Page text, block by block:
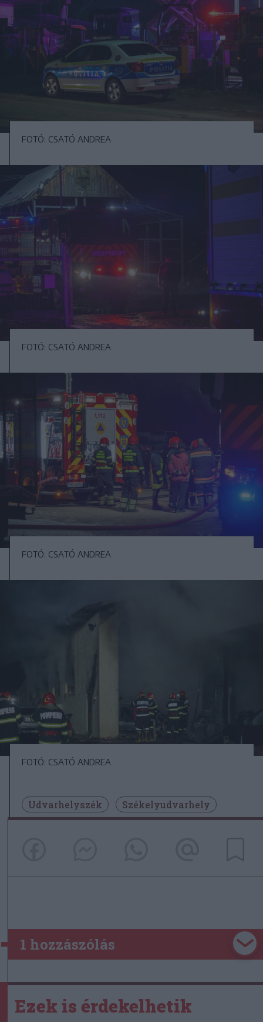
FOTÓ: CSATÓ ANDREA
FOTÓ: CSATÓ ANDREA
FOTÓ: CSATÓ ANDREA
FOTÓ: CSATÓ ANDREA
Udvarhelyszék Székelyudvarhely
1 hozzászólás
Ezek is érdekelhetik